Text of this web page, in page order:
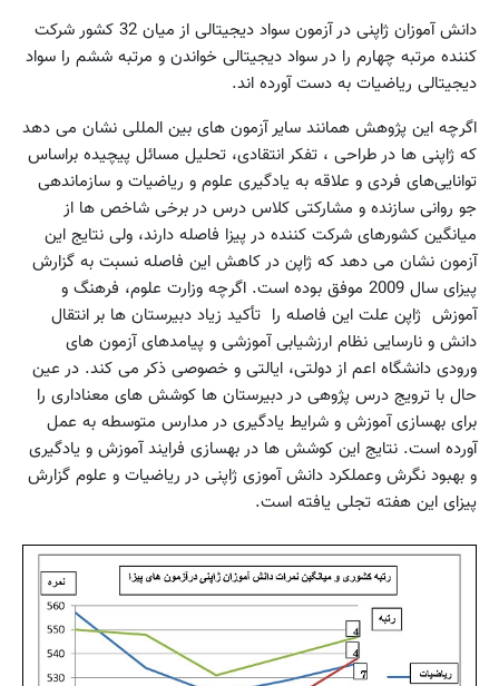
دانش آموزان ژاپنی در آزمون سواد دیجیتالی از میان 32 کشور شرکت
کننده مرتبه چهارم را در سواد دیجیتالی خواندن و مرتبه ششم را سواد
دیجیتالی ریاضیات به دست آورده اند.
اگرچه این پژوهش همانند سایر آزمون های بین المللی نشان می دهد
که ژاپنی‌ ها در طراحی‌ ، تفکر انتقادی، تحلیل‌ مسائل‌ پیچیده‌ براساس‌
توانایی‌های‌ فردی ‌و علاقه به یادگیری علوم و ریاضیات و سازماندهی
جو روانی سازنده و مشارکتی کلاس درس در برخی شاخص ها از
میانگین کشورهای شرکت کننده در پیزا فاصله دارند، ولی نتایج این
آزمون نشان می دهد که ژاپن در کاهش این فاصله نسبت به گزارش
پیزای سال 2009 موفق بوده است. اگرچه وزارت‌ علوم، فرهنگ و
آموزش‌ ‌ ژاپن‌ علت‌ این‌ فاصله را تأکید زیاد دبیرستان ها بر انتقال‌
دانش‌ و نارسایی‌ نظام‌ ارزش‏یابی‌ آموزشی‌ و پیامدهای آزمون های
ورودی دانشگاه اعم از دولتی، ایالتی و خصوصی ذکر می کند. در عین
حال با ترویج درس پژوهی در دبیرستان ها کوشش های معناداری را
برای بهسازی آموزش و شرایط یادگیری در مدارس متوسطه به عمل
آورده است. نتایج این کوشش ها در بهسازی فرایند آموزش و یادگیری
و بهبود نگرش وعملکرد دانش آموزی ژاپنی در ریاضیات و علوم گزارش
پیزای این هفته تجلی یافته است.